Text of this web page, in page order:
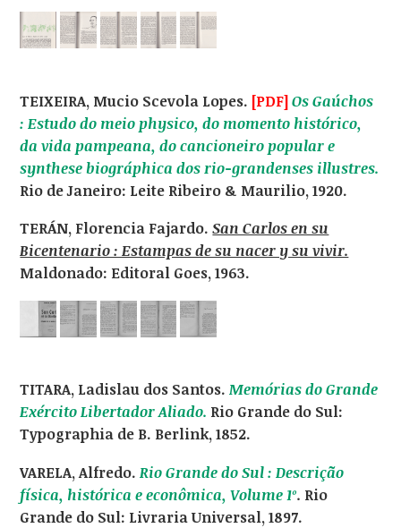
TEIXEIRA, Mucio Scevola Lopes. [PDF] Os Gaúchos
: Estudo do meio physico, do momento histórico,
da vida pampeana, do cancioneiro popular e
synthese biográphica dos rio-grandenses illustres.
Rio de Janeiro: Leite Ribeiro & Maurilio, 1920.
TERÁN, Florencia Fajardo.San Carlos en su
Bicentenario : Estampas de su nacer y su vivir.
Maldonado: Editoral Goes, 1963.
TITARA, Ladislau dos Santos.Memórias do Grande
Exército Libertador Aliado. Rio Grande do Sul:
Typographia de B. Berlink, 1852.
VARELA, Alfredo.Rio Grande do Sul : Descrição
física, histórica e econômica, Volume 1º. Rio
Grande do Sul: Livraria Universal, 1897.